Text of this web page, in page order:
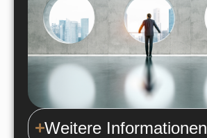
Weitere Informationen